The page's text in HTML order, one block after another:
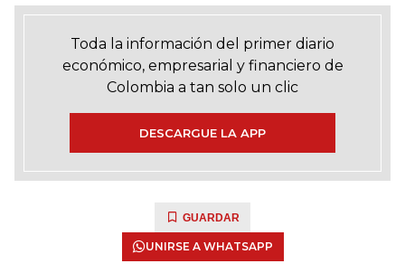
Toda la información del primer diario
económico, empresarial y financiero de
Colombia a tan solo un clic
DESCARGUE LA APP
GUARDAR
UNIRSE A WHATSAPP